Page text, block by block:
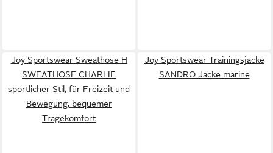
Joy Sportswear Sweathose H
SWEATHOSE CHARLIE
sportlicher Stil, für Freizeit und
Bewegung, bequemer
Tragekomfort
Joy Sportswear Trainingsjacke
SANDRO Jacke marine